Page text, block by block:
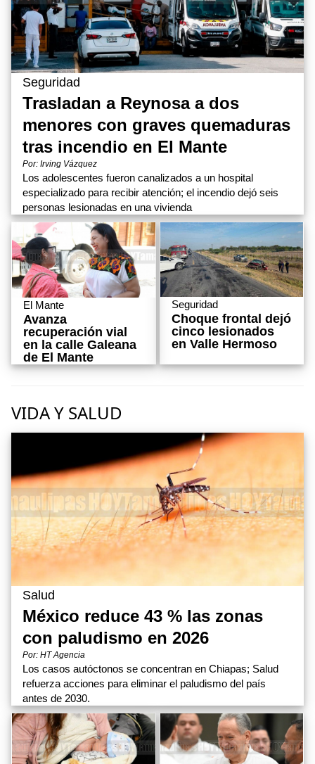
Seguridad
Trasladan a Reynosa a dos
menores con graves quemaduras
tras incendio en El Mante
Por: Irving Vázquez
Los adolescentes fueron canalizados a un hospital
especializado para recibir atención; el incendio dejó seis
personas lesionadas en una vivienda
El Mante
Avanza
recuperación vial
en la calle Galeana
de El Mante
Seguridad
Choque frontal dejó
cinco lesionados
en Valle Hermoso
VIDA Y SALUD
Salud
México reduce 43 % las zonas
con paludismo en 2026
Por: HT Agencia
Los casos autóctonos se concentran en Chiapas; Salud
refuerza acciones para eliminar el paludismo del país
antes de 2030.